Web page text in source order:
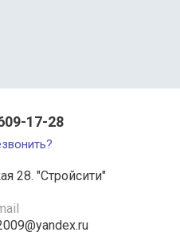
17-28
28. "Стройсити"